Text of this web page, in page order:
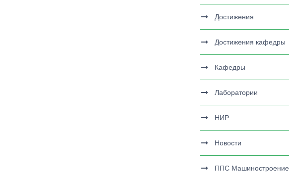
Достижения
Достижения кафедры
Кафедры
Лаборатории
НИР
Новости
ППС Машиностроение